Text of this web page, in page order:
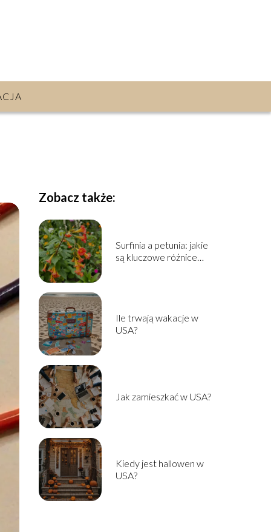
Zobacz także:
Surfinia a petunia: jakie
są kluczowe różnice
Ile trwają wakacje w
USA?
Jak zamieszkać w USA?
Kiedy jest hallowen w
USA?